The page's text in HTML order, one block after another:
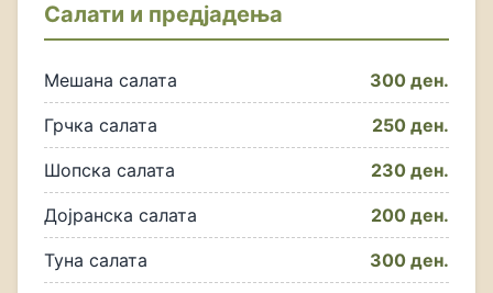
Салати и предјадења
Мешана салата 300 ден.
Грчка салата 250 ден.
Шопска салата 230 ден.
Дојранска салата 200 ден.
Туна салата 300 ден.